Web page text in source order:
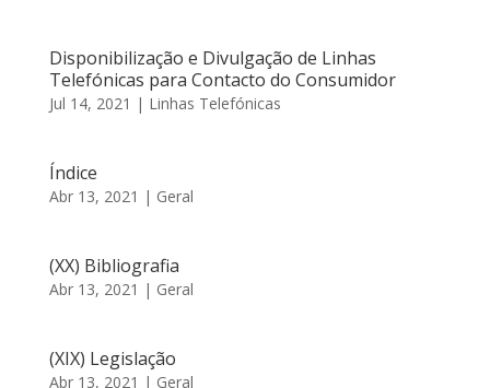
Disponibilização e Divulgação de Linhas
Telefónicas para Contacto do Consumidor
Jul 14, 2021 | Linhas Telefónicas
Índice
Abr 13, 2021 | Geral
(XX) Bibliografia
Abr 13, 2021 | Geral
(XIX) Legislação
Abr 13, 2021 | Geral